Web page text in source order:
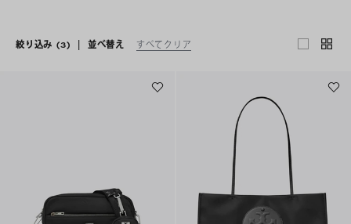
絞り込み (3) | 並べ替え すべてクリア